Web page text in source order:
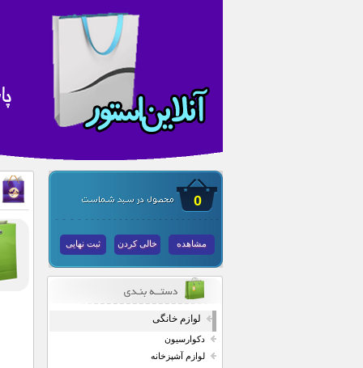
0
مشاهده خالی کردن ثبت نهایی
لوازم خانگی
دکوارسیون
لوازم آشپزخانه